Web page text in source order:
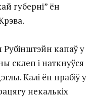
губерні” ён
капаў у
склеп і наткнуўся
Калі ён прабіў у
некалькіх